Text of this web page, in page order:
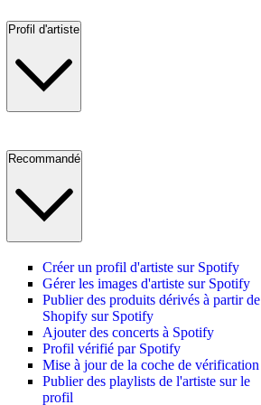
Profil d'artiste
Recommandé
Créer un profil d'artiste sur Spotify
Gérer les images d'artiste sur Spotify
Publier des produits dérivés à partir de
Shopify sur Spotify
Ajouter des concerts à Spotify
Profil vérifié par Spotify
Mise à jour de la coche de vérification
Publier des playlists de l'artiste sur le
profil